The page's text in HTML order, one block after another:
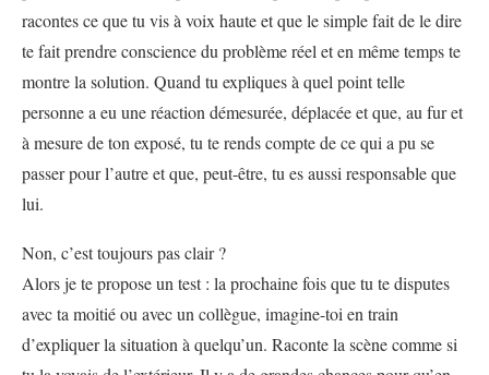
racontes ce que tu vis à voix haute et que le simple fait de le dire
te fait prendre conscience du problème réel et en même temps te
montre la solution. Quand tu expliques à quel point telle
personne a eu une réaction démesurée, déplacée et que, au fur et
à mesure de ton exposé, tu te rends compte de ce qui a pu se
passer pour l’autre et que, peut-être, tu es aussi responsable que
lui.
Non, c’est toujours pas clair ?
Alors je te propose un test : la prochaine fois que tu te disputes
avec ta moitié ou avec un collègue, imagine-toi en train
d’expliquer la situation à quelqu’un. Raconte la scène comme si